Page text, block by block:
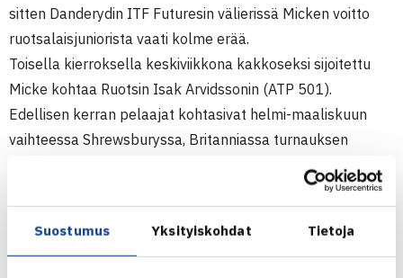
Suostumus Yksityiskohdat Tietoja
sitten Danderydin ITF Futuresin välierissä Micken voitto
ruotsalaisjuniorista vaati kolme erää.
Toisella kierroksella keskiviikkona kakkoseksi sijoitettu
Micke kohtaa Ruotsin Isak Arvidssonin (ATP 501).
Edellisen kerran pelaajat kohtasivat helmi-maaliskuun
vaihteessa Shrewsburyssa, Britanniassa turnauksen
finaalissa. Ottelussa rannevamman saanut Kontinen ei
pystynyt esittämään parastaan ja joutui taipumaan
Micke ei ole mukana nelinpelissä.